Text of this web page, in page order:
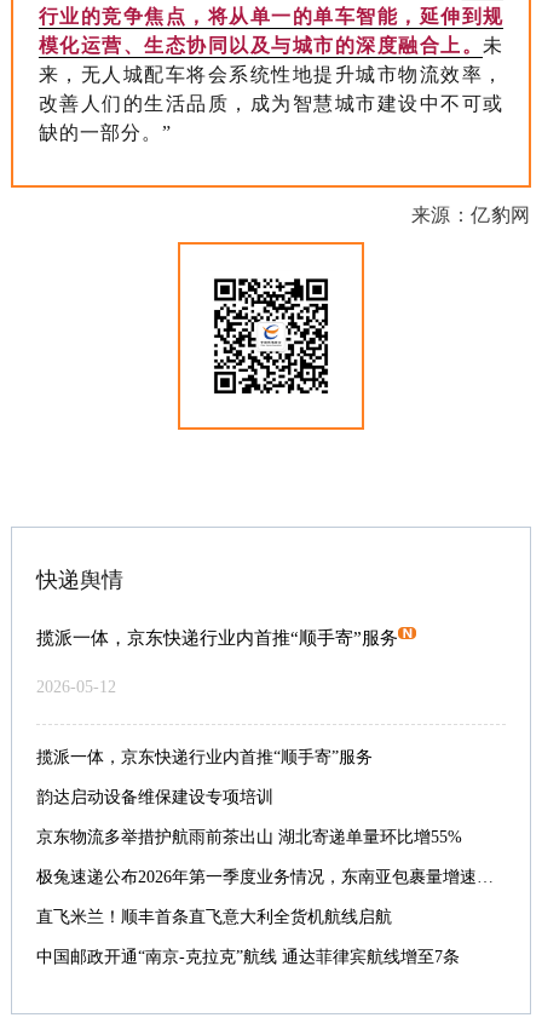
行业的竞争焦点，将从单一的单车智能，延伸到规
模化运营、生态协同以及与城市的深度融合上。 未
来，无人城配车将会系统性地提升城市物流效率，
改善人们的生活品质，成为智慧城市建设中不可或
缺的一部分。”
来源：亿豹网
快递舆情
揽派一体，京东快递行业内首推“顺手寄”服务
2026-05-12
揽派一体，京东快递行业内首推“顺手寄”服务
韵达启动设备维保建设专项培训
京东物流多举措护航雨前茶出山 湖北寄递单量环比增55%
极兔速递公布2026年第一季度业务情况，东南亚包裹量增速近80%
直飞米兰！顺丰首条直飞意大利全货机航线启航
中国邮政开通“南京-克拉克”航线 通达菲律宾航线增至7条